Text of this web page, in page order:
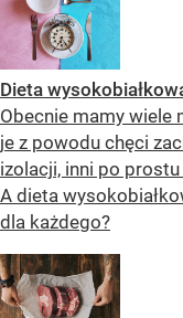
Dieta
Obecnie mamy wiele
je z powodu chęci
izolacji, inni po
A dieta
dla każdego?